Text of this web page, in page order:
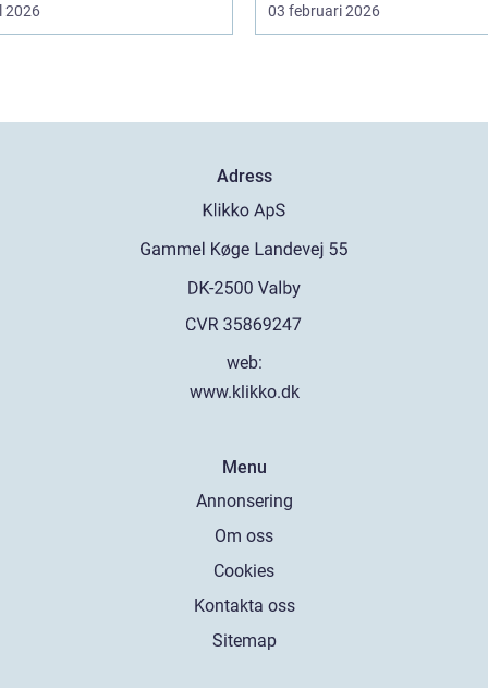
2026 03 februari 2026
Adress
web:
www.klikko.dk
Menu
Annonsering
Om oss
Cookies
Kontakta oss
Sitemap